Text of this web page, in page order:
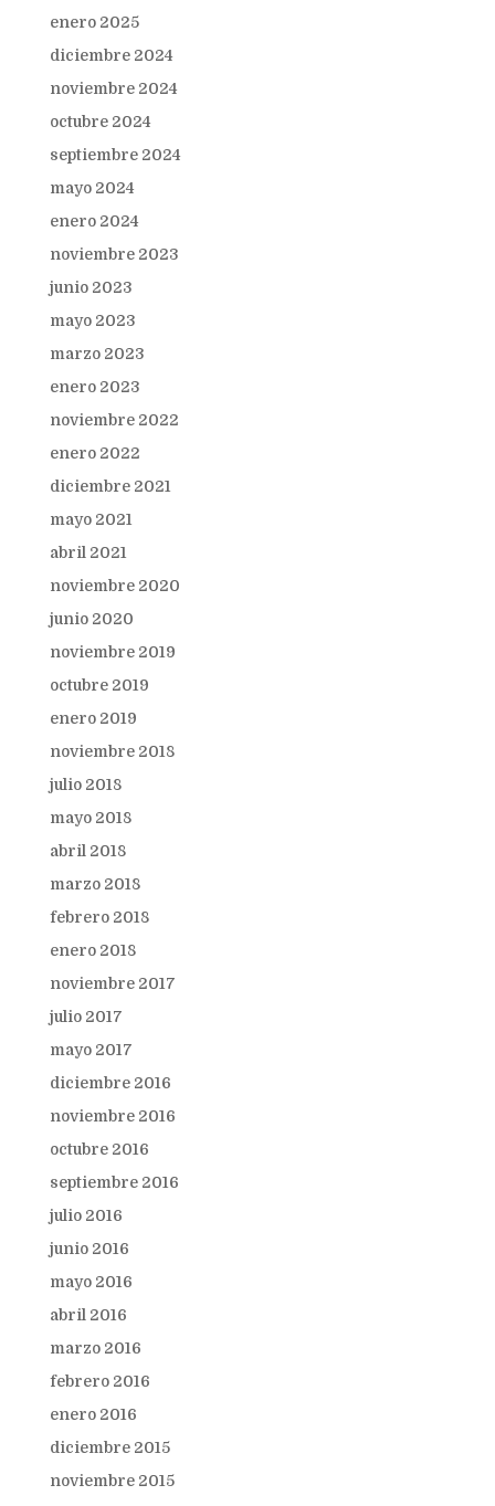
enero 2025
diciembre 2024
noviembre 2024
octubre 2024
septiembre 2024
mayo 2024
enero 2024
noviembre 2023
junio 2023
mayo 2023
marzo 2023
enero 2023
noviembre 2022
enero 2022
diciembre 2021
mayo 2021
abril 2021
noviembre 2020
junio 2020
noviembre 2019
octubre 2019
enero 2019
noviembre 2018
julio 2018
mayo 2018
abril 2018
marzo 2018
febrero 2018
enero 2018
noviembre 2017
julio 2017
mayo 2017
diciembre 2016
noviembre 2016
octubre 2016
septiembre 2016
julio 2016
junio 2016
mayo 2016
abril 2016
marzo 2016
febrero 2016
enero 2016
diciembre 2015
noviembre 2015